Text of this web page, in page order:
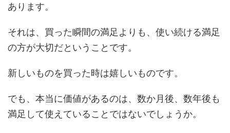
あります。
それは、買った瞬間の満足よりも、使い続ける満足
の方が大切だということです。
新しいものを買った時は嬉しいものです。
でも、本当に価値があるのは、数か月後、数年後も
満足して使えていることではないでしょうか。